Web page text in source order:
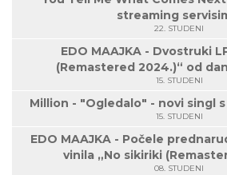
streaming
22. STUDENI
EDO MAAJKA - Dvostruki
(Remastered 2024.)“ od
15. STUDENI
Million - "Ogledalo" - novi singl
15. STUDENI
EDO MAAJKA - Počele
vinila „No sikiriki
08. STUDENI